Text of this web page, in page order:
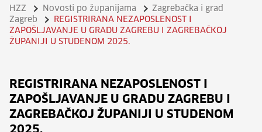
HZZ Novosti po županijama
Zagrebačka i grad
Zagreb
REGISTRIRANA NEZAPOSLENOST I
ZAPOŠLJAVANJE U GRADU ZAGREBU I ZAGREBAČKOJ
ŽUPANIJI U STUDENOM 2025.
REGISTRIRANA NEZAPOSLENOST I
ZAPOŠLJAVANJE U GRADU ZAGREBU I
ZAGREBAČKOJ ŽUPANIJI U STUDENOM
2025.